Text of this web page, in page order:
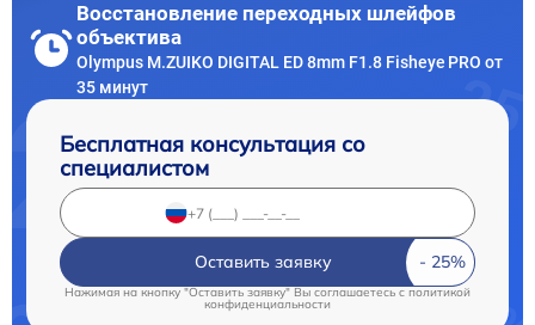
Восстановление переходных шлейфов
объектива
Olympus M.ZUIKO DIGITAL ED 8mm F1.8 Fisheye PRO от
35 минут
Бесплатная консультация со
специалистом
Оставить заявку
Нажимая на кнопку "Оставить заявку" Вы соглашаетесь c политикой
конфиденциальности